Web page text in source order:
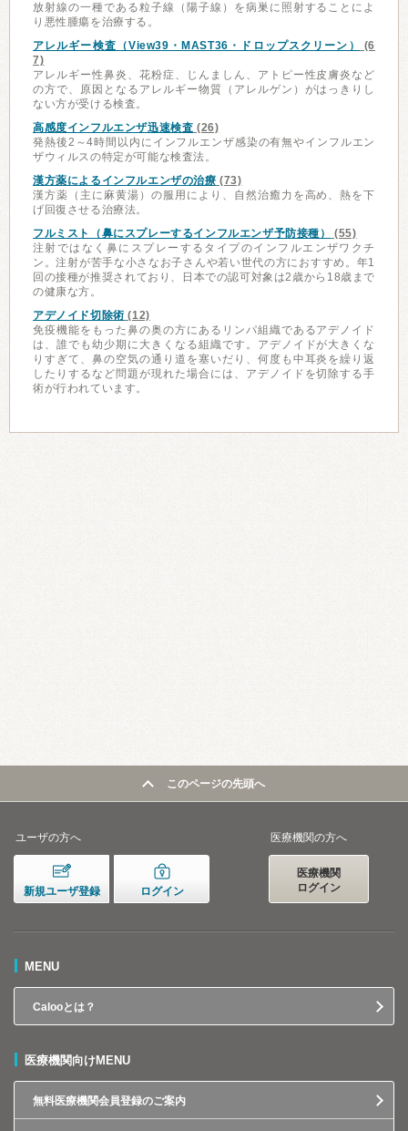
放射線の一種である粒子線（陽子線）を病巣に照射することによ
り悪性腫瘍を治療する。
アレルギー検査（View39・MAST36・ドロップスクリーン）
(6
7)
アレルギー性鼻炎、花粉症、じんましん、アトピー性皮膚炎など
の方で、原因となるアレルギー物質（アレルゲン）がはっきりし
ない方が受ける検査。
高感度インフルエンザ迅速検査 (26)
発熱後2～4時間以内にインフルエンザ感染の有無やインフルエン
ザウィルスの特定が可能な検査法。
漢方薬によるインフルエンザの治療 (73)
漢方薬（主に麻黄湯）の服用により、自然治癒力を高め、熱を下
げ回復させる治療法。
フルミスト（鼻にスプレーするインフルエンザ予防接種）
(55)
注射ではなく鼻にスプレーするタイプのインフルエンザワクチ
ン。注射が苦手な小さなお子さんや若い世代の方におすすめ。年1
回の接種が推奨されており、日本での認可対象は2歳から18歳まで
の健康な方。
アデノイド切除術 (12)
免疫機能をもった鼻の奥の方にあるリンパ組織であるアデノイド
は、誰でも幼少期に大きくなる組織です。アデノイドが大きくな
りすぎて、鼻の空気の通り道を塞いだり、何度も中耳炎を繰り返
したりするなど問題が現れた場合には、アデノイドを切除する手
術が行われています。
このページの先頭へ
ユーザの方へ
新規ユーザ登録 ログイン
医療機関の方へ
医療機関
ログイン
MENU
Calooとは？
医療機関向けMENU
無料医療機関会員登録のご案内